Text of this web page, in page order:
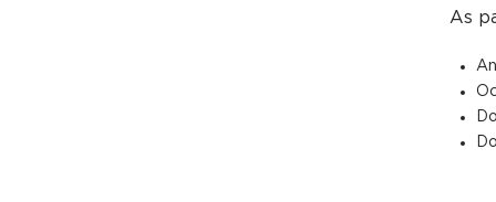
As